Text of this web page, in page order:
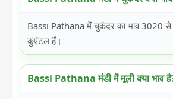
Bassi Pathana में चुकंदर का भाव 3020
कुएंटल हैं।
Bassi Pathana मंडी में मूली क्या भाव